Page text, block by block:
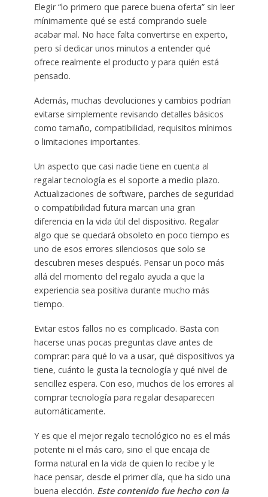
Elegir “lo primero que parece buena oferta” sin leer
mínimamente qué se está comprando suele
acabar mal. No hace falta convertirse en experto,
pero sí dedicar unos minutos a entender qué
ofrece realmente el producto y para quién está
pensado.
Además, muchas devoluciones y cambios podrían
evitarse simplemente revisando detalles básicos
como tamaño, compatibilidad, requisitos mínimos
o limitaciones importantes.
Un aspecto que casi nadie tiene en cuenta al
regalar tecnología es el soporte a medio plazo.
Actualizaciones de software, parches de seguridad
o compatibilidad futura marcan una gran
diferencia en la vida útil del dispositivo. Regalar
algo que se quedará obsoleto en poco tiempo es
uno de esos errores silenciosos que solo se
descubren meses después. Pensar un poco más
allá del momento del regalo ayuda a que la
experiencia sea positiva durante mucho más
tiempo.
Evitar estos fallos no es complicado. Basta con
hacerse unas pocas preguntas clave antes de
comprar: para qué lo va a usar, qué dispositivos ya
tiene, cuánto le gusta la tecnología y qué nivel de
sencillez espera. Con eso, muchos de los errores al
comprar tecnología para regalar desaparecen
automáticamente.
Y es que el mejor regalo tecnológico no es el más
potente ni el más caro, sino el que encaja de
forma natural en la vida de quien lo recibe y le
hace pensar, desde el primer día, que ha sido una
buena elección. Este contenido fue hecho con la